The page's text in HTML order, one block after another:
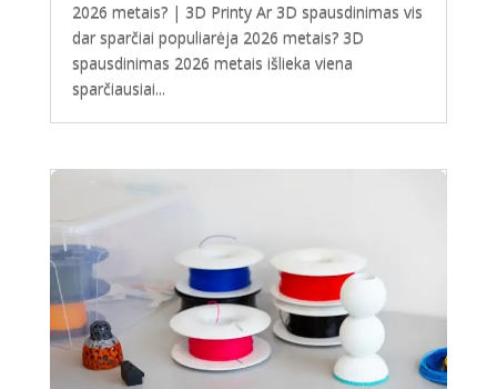
2026 metais? | 3D Printy Ar 3D spausdinimas vis
dar sparčiai populiarėja 2026 metais? 3D
spausdinimas 2026 metais išlieka viena
sparčiausiai...